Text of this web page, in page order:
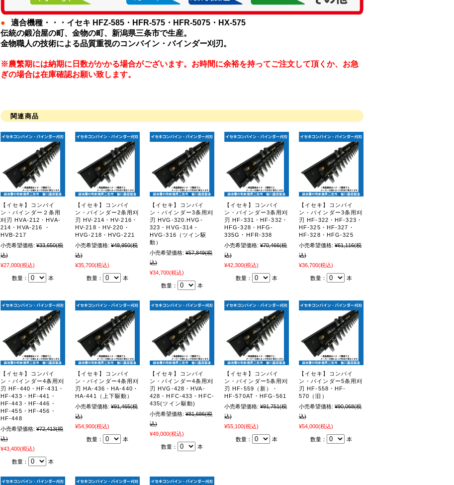
●
適合機種・・・イセキ HFZ-585・HFR-575・HFR-5075・HX-575
伝統の鍛冶屋の町、金物の町、新潟県三条市で生産。
金物職人の技術による品質重視のコンバイン・バインダー刈刃。
※農繁期には納期に日数がかかる場合がございます。お時間に余裕を持ってご注文して頂くか、お急
ぎの場合は在庫確認お願い致します。
関連商品
【イセキ】コンバイ
ン・バインダー２条用
刈刃 HVA-212・HVA-
214・HVA-216 ・
HVB-217
小売希望価格: ¥33,650(税
込)
¥27,000(税込)
数量： 本
【イセキ】コンバイ
ン・バインダー2条用刈
刃 HV-214・HV-216・
HV-218・HV-220・
HVG-218・HVG-221
小売希望価格: ¥48,950(税
込)
¥35,700(税込)
数量： 本
【イセキ】コンバイ
ン・バインダー3条用刈
刃 HVG-320.HVG-
323・HVG-314・
HVG-316（ツイン駆
動）
小売希望価格: ¥57,849(税
込)
¥34,700(税込)
数量： 本
【イセキ】コンバイ
ン・バインダー3条用刈
刃 HF-331・HF-332・
HFG-328・HFG-
335G・HFR-338
小売希望価格: ¥70,466(税
込)
¥42,300(税込)
数量： 本
【イセキ】コンバイ
ン・バインダー3条用刈
刃 HF-322・HF-323・
HF-325・HF-327・
HF-328・HFG-325
小売希望価格: ¥61,116(税
込)
¥36,700(税込)
数量： 本
【イセキ】コンバイ
ン・バインダー4条用刈
刃 HF-440・HF-431・
HF-433・HF-441・
HF-443・HF-446・
HF-455・HF-456・
HF-448
小売希望価格: ¥72,413(税
込)
¥43,400(税込)
数量： 本
【イセキ】コンバイ
ン・バインダー4条用刈
刃 HA-436・HA-440・
HA-441（上下駆動）
小売希望価格: ¥91,465(税
込)
¥54,900(税込)
数量： 本
【イセキ】コンバイ
ン・バインダー4条用刈
刃 HVG-428・HVA-
428・HFC-433・HFC-
435(ツイン駆動)
小売希望価格: ¥81,686(税
込)
¥49,000(税込)
数量： 本
【イセキ】コンバイ
ン・バインダー5条用刈
刃 HF-559（新）・
HF-570AT・HFG-561
小売希望価格: ¥91,751(税
込)
¥55,100(税込)
数量： 本
【イセキ】コンバイ
ン・バインダー5条用刈
刃 HF-558・HF-
570（旧）
小売希望価格: ¥90,068(税
込)
¥54,000(税込)
数量： 本